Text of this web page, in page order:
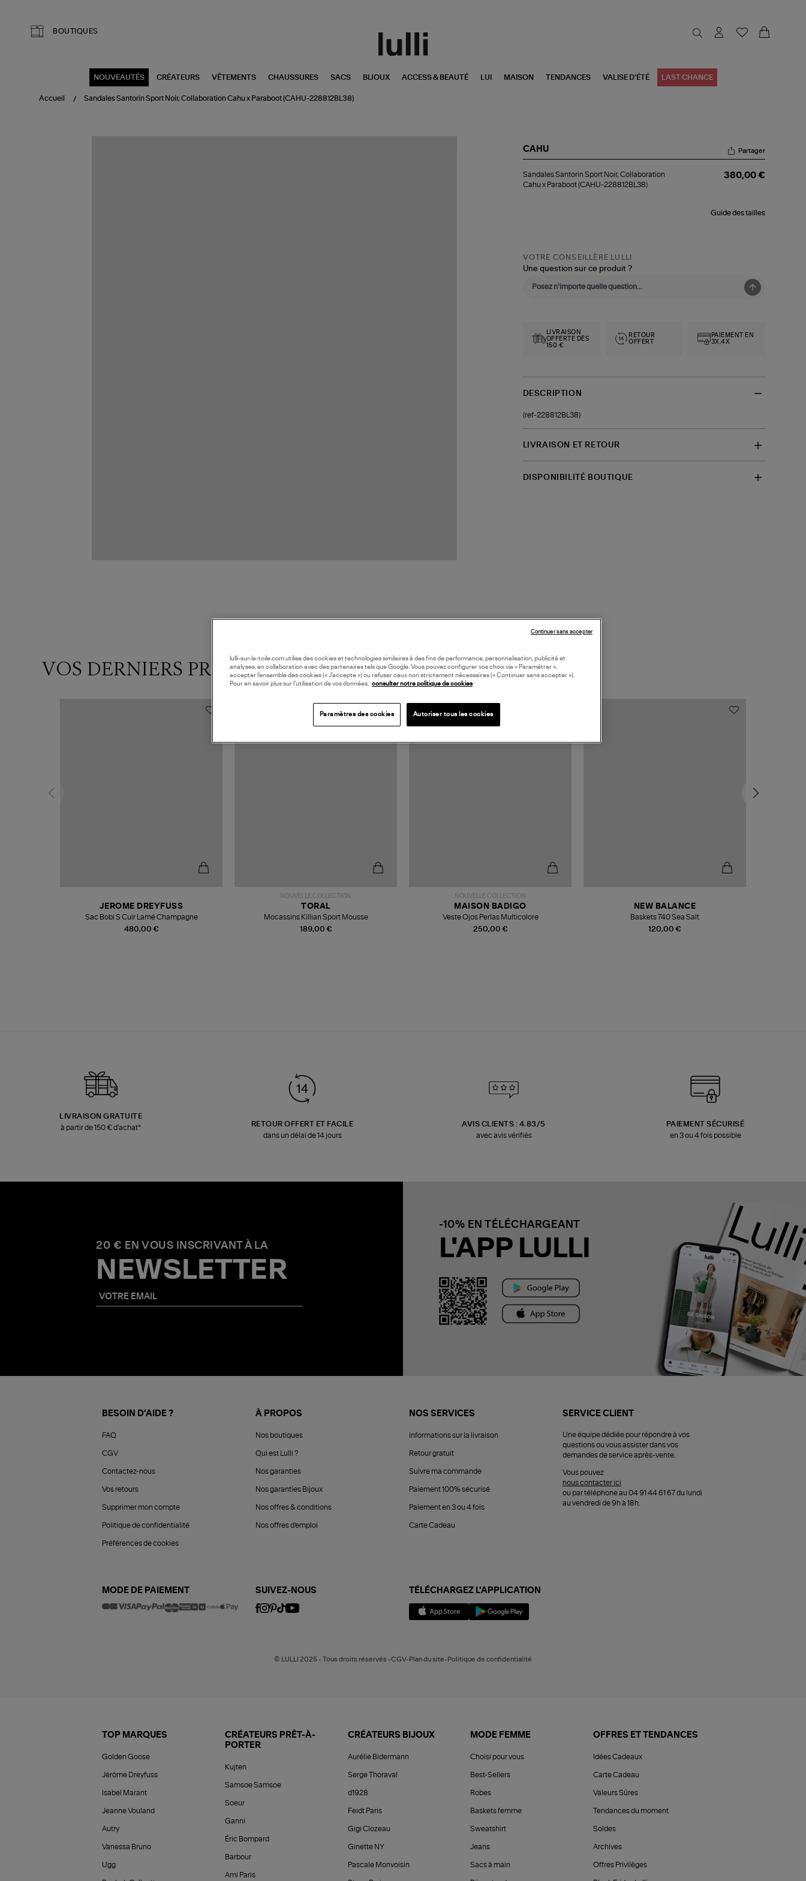
BOUTIQUES
NOUVEAUTÉS CRÉATEURS VÊTEMENTS CHAUSSURES SACS BIJOUX ACCESS & BEAUTÉ LUI MAISON TENDANCES VALISE D'ÉTÉ LAST CHANCE
Accueil Sandales Santorin Sport Noir, Collaboration Cahu x Paraboot (CAHU-228812BL38)
CAHU
Santorin
Sport
228812BL38)
Partager
Sandales Santorin Sport Noir, Collaboration
Cahu x Paraboot (CAHU-228812BL38)
380,00 €
Guide des tailles
VOTRE CONSEILLÈRE LULLI
Une question sur ce produit ?
LIVRAISON
OFFERTE DÈS
150 €
RETOUR
OFFERT
PAIEMENT EN
3X,4X
DESCRIPTION
(ref-228812BL38)
LIVRAISON ET RETOUR
DISPONIBILITÉ BOUTIQUE
VOS DERNIERS PRODUITS VUS
480,00 €
JEROME DREYFUSS
Sac Bobi S Cuir Lamé Champagne
NOUVELLE COLLECTION
189,00 €
TORAL
Mocassins Killian Sport Mousse
NOUVELLE COLLECTION
250,00 €
MAISON BADIGO
Veste Ojos Perlas Multicolore
120,00 €
NEW BALANCE
Baskets 740 Sea Salt
LIVRAISON GRATUITE
à partir de 150 € d'achat*
RETOUR OFFERT ET FACILE
dans un délai de 14 jours
AVIS CLIENTS : 4.83/5
avec avis vérifiés
PAIEMENT SÉCURISÉ
en 3 ou 4 fois possible
20 € EN VOUS INSCRIVANT À LA
NEWSLETTER
-10% EN TÉLÉCHARGEANT
L'APP LULLI
BESOIN D'AIDE ?
FAQ
CGV
Contactez-nous
Vos retours
Supprimer mon compte
Politique de confidentialité
Préférences de cookies
À PROPOS
Nos boutiques
Qui est Lulli ?
Nos garanties
Nos garanties Bijoux
Nos offres & conditions
Nos offres d'emploi
NOS SERVICES
Informations sur la livraison
Retour gratuit
Suivre ma commande
Paiement 100% sécurisé
Paiement en 3 ou 4 fois
Carte Cadeau
SERVICE CLIENT
Une équipe dédiée pour répondre à vos
questions ou vous assister dans vos
demandes de service après-vente.
Vous pouvez
nous contacter ici
ou par téléphone au 04 91 44 61 67 du lundi
au vendredi de 9h à 18h.
MODE DE PAIEMENT SUIVEZ-NOUS TÉLÉCHARGEZ L'APPLICATION
© LULLI 2025 - Tous droits réservés -CGV-Plan du site-Politique de confidentialité
TOP MARQUES
Golden Goose
Jérôme Dreyfuss
Isabel Marant
Jeanne Vouland
Autry
Vanessa Bruno
Ugg
CRÉATEURS PRÊT-À-
PORTER
Kujten
Samsoe Samsoe
Soeur
Ganni
Éric Bompard
Barbour
Ami Paris
CRÉATEURS BIJOUX
Aurélie Bidermann
Serge Thoraval
d1928
Feidt Paris
Gigi Clozeau
Ginette NY
Pascale Monvoisin
MODE FEMME
Choisi pour vous
Best-Sellers
Robes
Baskets femme
Sweatshirt
Jeans
Sacs à main
OFFRES ET TENDANCES
Idées Cadeaux
Carte Cadeau
Valeurs Sûres
Tendances du moment
Soldes
Archives
Offres Privilèges
lulli-sur-la-toile.com utilise des cookies et technologies similaires à des fins de performance, personnalisation, publicité et
analyses, en collaboration avec des partenaires tels que Google. Vous pouvez configurer vos choix via « Paramétrer »,
accepter l’ensemble des cookies (« J’accepte ») ou refuser ceux non strictement nécessaires (« Continuer sans accepter »).
Pour en savoir plus sur l’utilisation de vos données,
consulter notre politique de cookies
Paramètres des cookies Autoriser tous les cookies
Continuer sans accepter